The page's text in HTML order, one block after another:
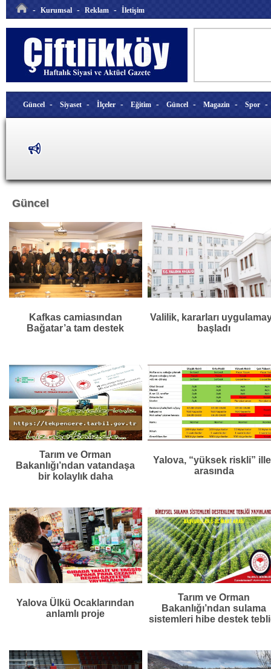
- Kurumsal - Reklam - İletişim
Güncel - Siyaset - İlçeler - Eğitim - Güncel - Magazin - Spor
Güncel
Kafkas camiasından
Bağatar’a tam destek
Valilik, kararları
başladı
Tarım ve Orman
Bakanlığı’ndan vatandaşa
bir kolaylık daha
Yalova, “yüksek riskli”
arasında
Yalova Ülkü Ocaklarından
anlamlı proje
Tarım ve Orman
Bakanlığı’ndan sulama
sistemleri hibe destek